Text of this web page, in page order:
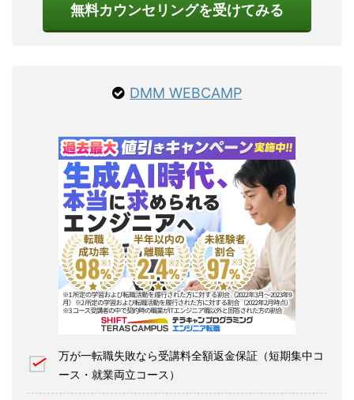
無料カウンセリングを受けてみる
DMM WEBCAMP
万が一転職失敗なら受講料全額返金保証（短期集中コ
ース・就業両立コース）